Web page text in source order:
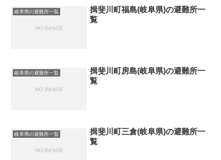
岐阜県の避難所一覧
揖斐川町福島(岐阜県)の避難所一
覧
岐阜県の避難所一覧
揖斐川町房島(岐阜県)の避難所一
覧
岐阜県の避難所一覧
揖斐川町三倉(岐阜県)の避難所一
覧